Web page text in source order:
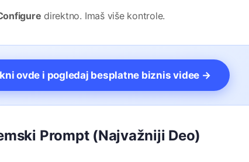
direktno. Imaš više kontrole.
ovde i pogledaj besplatne biznis videe →
Prompt (Najvažniji Deo)